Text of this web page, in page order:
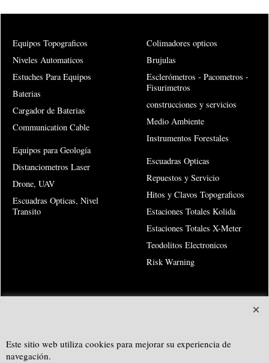
Equipos Topograficos
Niveles Automaticos
Estuches Para Equipos
Baterias
Cargador de Baterias
Communication Cable
Colimadores opticos
Brujulas
Esclerómetros - Pacometros -
Fisurimetros
construcciones y servicios
Medio Ambiente
Instrumentos Forestales
Equipos para Geología
Distanciometros Laser
Drone, UAV
Escuadras Opticas, Nivel
Transito
Escuadras Opticas
Repuestos y Servicio
Hitos y Clavos Topograficos
Estaciones Totales Kolida
Estaciones Totales X-Meter
Teodolitos Electronicos
Risk Warning
e-mail:sales@southgeosystems.com
Este sitio web utiliza cookies para mejorar su experiencia de
navegación.